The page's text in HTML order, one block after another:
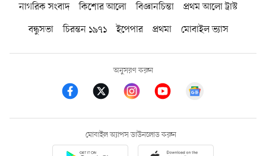
নাগরিক সংবাদ কিশোর আলো বিজ্ঞানচিন্তা
প্রথম আলো ট্রাস্ট
বন্ধুসভা
চিরন্তন ১৯৭১ ইপেপার প্রথমা মোবাইল ভ্যাস
অনুসরণ করুন
মোবাইল অ্যাপস ডাউনলোড করুন